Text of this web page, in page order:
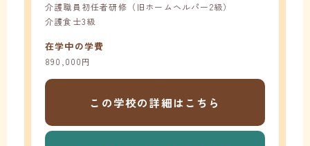
介護職員初任者研修（旧ホームヘルパー2級）
介護食士3級
在学中の学費
890,000円
この学校の詳細はこちら